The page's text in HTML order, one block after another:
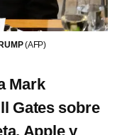
(AFP)
Mark
Gates sobre
Apple y